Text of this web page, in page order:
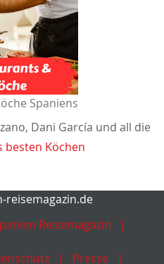
Spaniens
Dani García und all die
besten Köchen
reisemagazin.de
Reisemagazin
Presse